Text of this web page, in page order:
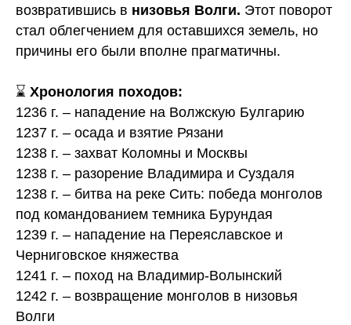
возвратившись в низовья Волги. Этот поворот
стал облегчением для оставшихся земель, но
причины его были вполне прагматичны.
⌛ Хронология походов:
1236 г. – нападение на Волжскую Булгарию
1237 г. – осада и взятие Рязани
1238 г. – захват Коломны и Москвы
1238 г. – разорение Владимира и Суздаля
1238 г. – битва на реке Сить: победа монголов
под командованием темника Бурундая
1239 г. – нападение на Переяславское и
Черниговское княжества
1241 г. – поход на Владимир-Волынский
1242 г. – возвращение монголов в низовья
Волги